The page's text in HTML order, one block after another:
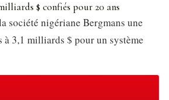
$ confiés pour 20 ans
société nigériane Bergmans une
à 3,1 milliards $ pour un système